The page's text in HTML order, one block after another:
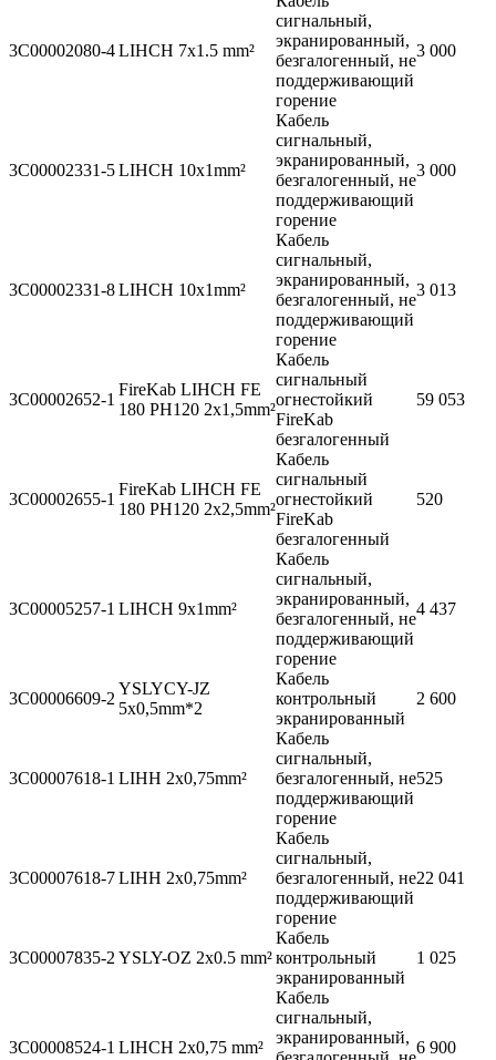
3C00002080-4LIHCH 7x1.5 mm²
сигнальный,
экранированный,
безгалогенный, не
поддерживающий
горение
3 000
3C00002331-5LIHCH 10x1mm²
Кабель
сигнальный,
экранированный,
безгалогенный, не
поддерживающий
горение
3 000
3C00002331-8LIHCH 10x1mm²
Кабель
сигнальный,
экранированный,
безгалогенный, не
поддерживающий
горение
3 013
3C00002652-1
FireKab LIHCH FE
180 PH120 2x1,5mm²
Кабель
сигнальный
огнестойкий
FireKab
безгалогенный
59 053
3C00002655-1
FireKab LIHCH FE
180 PH120 2x2,5mm²
Кабель
сигнальный
огнестойкий
FireKab
безгалогенный
520
3C00005257-1 LIHCH 9x1mm²
Кабель
сигнальный,
экранированный,
безгалогенный, не
поддерживающий
горение
4 437
3C00006609-2
YSLYCY-JZ
5x0,5mm*2
Кабель
контрольный
экранированный
2 600
3C00007618-1 LIHH 2x0,75mm²
Кабель
сигнальный,
безгалогенный, не
поддерживающий
горение
525
3C00007618-7LIHH 2x0,75mm²
Кабель
сигнальный,
безгалогенный, не
поддерживающий
горение
22 041
3C00007835-2 YSLY-OZ 2x0.5 mm²
Кабель
контрольный
экранированный
1 025
3C00008524-1 LIHCH 2x0,75 mm²
Кабель
сигнальный,
экранированный,
6 900